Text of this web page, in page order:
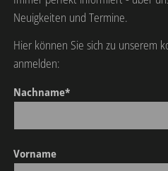
Neuigkeiten und Termine.
Hier können Sie sich zu unserem
anmelden:
Nachname*
Vorname